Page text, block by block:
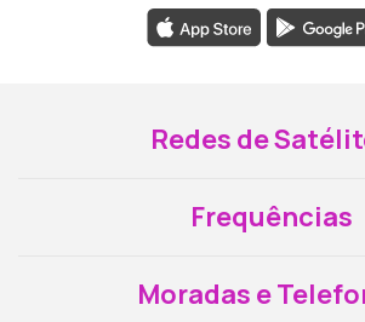
Redes de
Frequências
Moradas e